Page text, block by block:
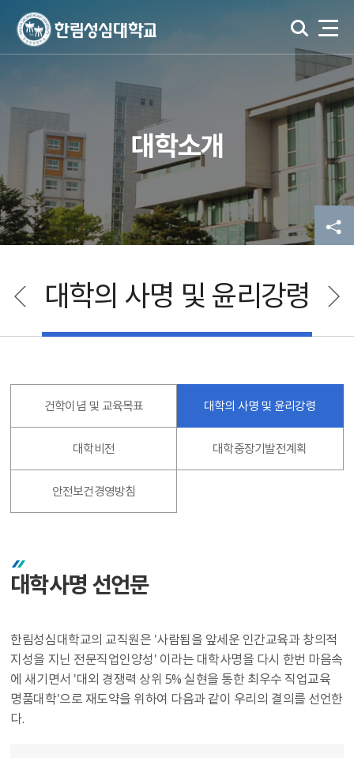
대학소개
대학의 사명 및 윤리강령
건학이념 및 교육목표 대학의 사명 및 윤리강령
대학비전 대학중장기발전계획
안전보건경영방침
대학사명 선언문
한림성심대학교의 교직원은 '사람됨을 앞세운 인간교육과 창의적
지성을 지닌 전문직업인양성' 이라는 대학사명을 다시 한번 마음속
에 새기면서 '대외 경쟁력 상위 5% 실현을 통한 최우수 직업교육
명품대학'으로 재도약을 위하여 다음과 같이 우리의 결의를 선언한
다.